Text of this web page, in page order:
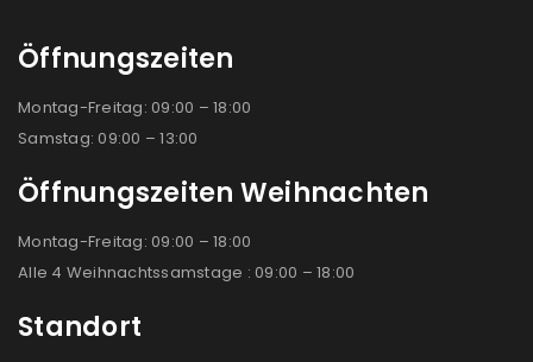
Öffnungszeiten
Montag-Freitag: 09:00 – 18:00
Samstag: 09:00 – 13:00
Öffnungszeiten Weihnachten
Montag-Freitag: 09:00 – 18:00
Alle 4 Weihnachtssamstage : 09:00 – 18:00
Standort